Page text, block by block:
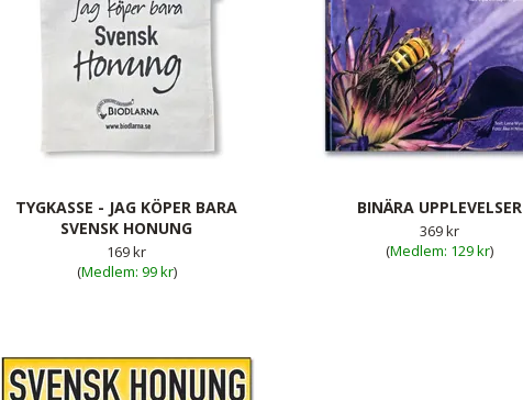
TYGKASSE - JAG KÖPER BARA
SVENSK HONUNG
169 kr
(
99 kr)
BINÄRA UPPLEVELSER
369 kr
(
129 kr)